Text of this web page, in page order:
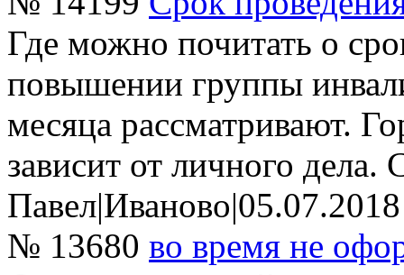
Где можно почитать о
повышении группы
месяца рассматривают.
зависит от личного дела.
Павел|Иваново|05.07.2018
№ 13680 во время не